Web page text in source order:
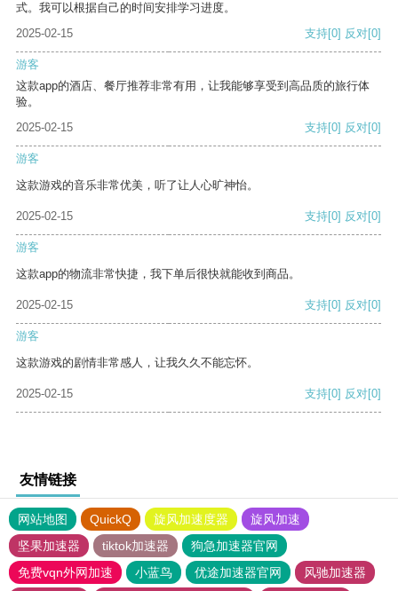
式。我可以根据自己的时间安排学习进度。
2025-02-15
支持[0] 反对[0]
游客
这款app的酒店、餐厅推荐非常有用，让我能够享受到高品质的旅行体
验。
2025-02-15
支持[0] 反对[0]
游客
这款游戏的音乐非常优美，听了让人心旷神怡。
2025-02-15 支持[0] 反对[0]
游客
这款app的物流非常快捷，我下单后很快就能收到商品。
2025-02-15 支持[0] 反对[0]
游客
这款游戏的剧情非常感人，让我久久不能忘怀。
2025-02-15 支持[0] 反对[0]
友情链接
网站地图 QuickQ 旋风加速度器
旋风加速
坚果加速器
tiktok加速器
狗急加速器官网
免费vqn外网加速
小蓝鸟 优途加速器官网
风驰加速器